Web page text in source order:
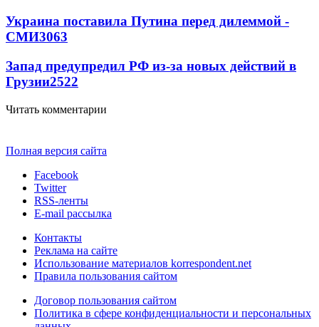
Украина поставила Путина перед дилеммой -
СМИ3063
Запад предупредил РФ из-за новых действий в
Грузии2522
Читать комментарии
Полная версия сайта
Facebook
Twitter
RSS-ленты
E-mail рассылка
Контакты
Реклама на сайте
Использование материалов korrespondent.net
Правила пользования сайтом
Договор пользования сайтом
Политика в сфере конфиденциальности и персональных